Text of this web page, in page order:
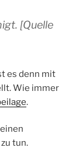
[Quelle
es denn mit
Wie immer
.
tun.